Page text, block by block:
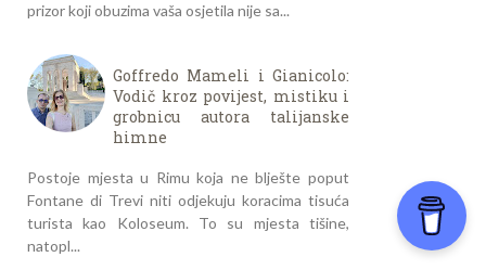
prizor koji obuzima vaša osjetila nije sa...
Goffredo Mameli i Gianicolo:
Vodič kroz povijest, mistiku i
grobnicu autora talijanske
himne
Postoje mjesta u Rimu koja ne blješte poput
Fontane di Trevi niti odjekuju koracima tisuća
turista kao Koloseum. To su mjesta tišine,
natopl...